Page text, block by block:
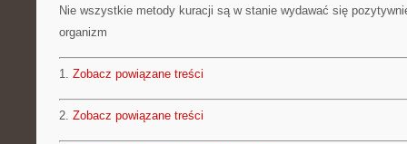
Nie wszystkie metody kuracji są w stanie wydawać się
organizm
1. Zobacz powiązane treści
2. Zobacz powiązane treści